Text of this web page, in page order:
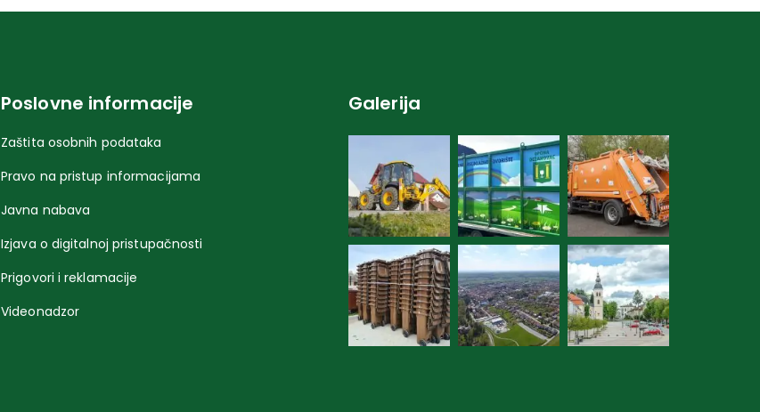
Poslovne informacije
Zaštita osobnih podataka
Pravo na pristup informacijama
Javna nabava
Izjava o digitalnoj pristupačnosti
Prigovori i reklamacije
Videonadzor
Galerija